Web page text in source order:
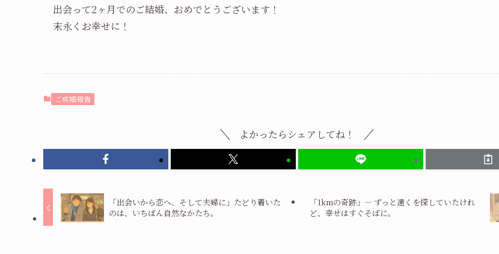
出会って2ヶ月でのご結婚、おめでとうございます！
末永くお幸せに！
ご成婚報告
よかったらシェアしてね！
「出会いから恋へ、そして夫婦に」たどり着いた
のは、いちばん自然なかたち。
「1kmの奇跡」― ずっと遠くを探していたけれ
ど、幸せはすぐそばに。